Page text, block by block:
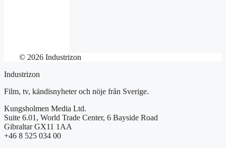
© 2026 Industrizon
Industrizon
Film, tv, kändisnyheter och nöje från Sverige.
Kungsholmen Media Ltd.
Suite 6.01, World Trade Center, 6 Bayside Road
Gibraltar GX11 1AA
+46 8 525 034 00